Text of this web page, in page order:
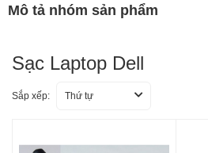
Mô tả nhóm sản phẩm
Sạc Laptop Dell
Sắp xếp: Thứ tự